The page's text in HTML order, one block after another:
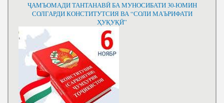
ҶАМЪОМАДИ ТАНТАНАВӢ БА МУНОСИБАТИ 30-ЮМИН
СОЛГАРДИ КОНСТИТУТСИЯ ВА “СОЛИ МАЪРИФАТИ
ҲУҚУҚӢ”